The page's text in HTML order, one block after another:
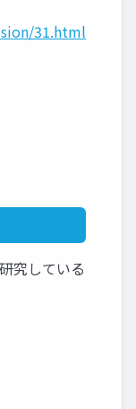
31.html
究している